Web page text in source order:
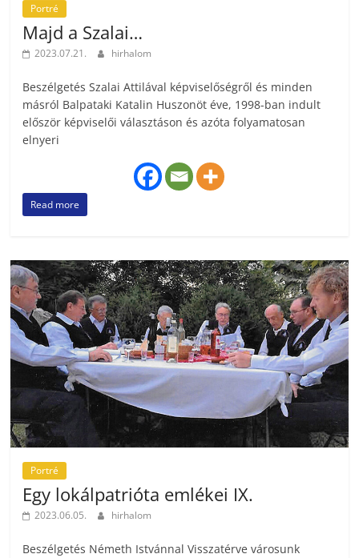
Portré
Majd a Szalai…
2023.07.21. hirhalom
Beszélgetés Szalai Attilával képviselőségről és minden
másról Balpataki Katalin Huszonöt éve, 1998-ban indult
először képviselői választáson és azóta folyamatosan
elnyeri
Read more
Portré
Egy lokálpatrióta emlékei IX.
2023.06.05. hirhalom
Beszélgetés Németh Istvánnal Visszatérve városunk